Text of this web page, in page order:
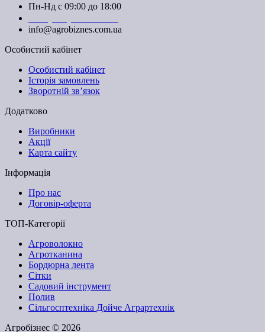
Пн-Нд с 09:00 до 18:00
info@agrobiznes.com.ua
Особистий кабінет
Особистий кабінет
Історія замовлень
Зворотній зв’язок
Додатково
Виробники
Акції
Карта сайту
Інформація
Про нас
Договір-оферта
ТОП-Категорії
Агроволокно
Агротканина
Бордюрна лента
Сітки
Садовий інструмент
Полив
Сільгосптехніка Дойче Аграртехнік
Агробізнес © 2026